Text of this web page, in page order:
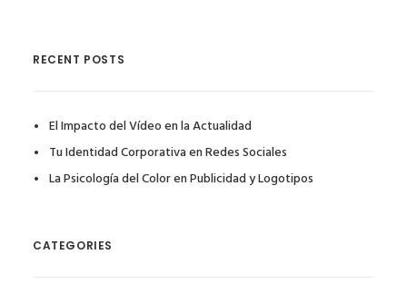
RECENT POSTS
El Impacto del Vídeo en la Actualidad
Tu Identidad Corporativa en Redes Sociales
La Psicología del Color en Publicidad y Logotipos
CATEGORIES